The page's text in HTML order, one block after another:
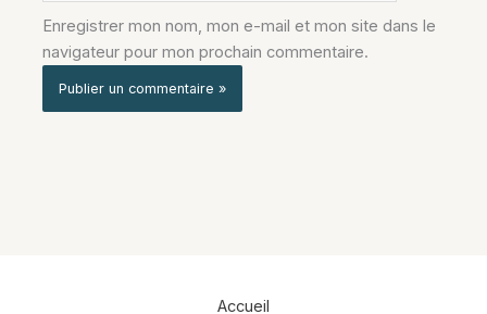
Enregistrer mon nom, mon e-mail et mon site dans le
navigateur pour mon prochain commentaire.
Accueil